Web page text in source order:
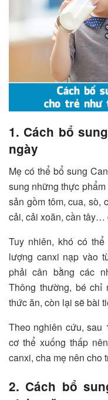
1. Cách bổ
ngày
Mẹ có thể bổ sung
sung những thực
sản gồm tôm, cua,
cải, cải xoăn, cần tây…
Tuy nhiên, khó có
lượng canxi nạp vào
phải cân bằng các
Thông thường, bé chỉ
thức ăn, còn lại sẽ bài
Theo nghiên cứu, sau
cơ thể xuống thấp
canxi, cha mẹ nên cho
2. Cách bổ